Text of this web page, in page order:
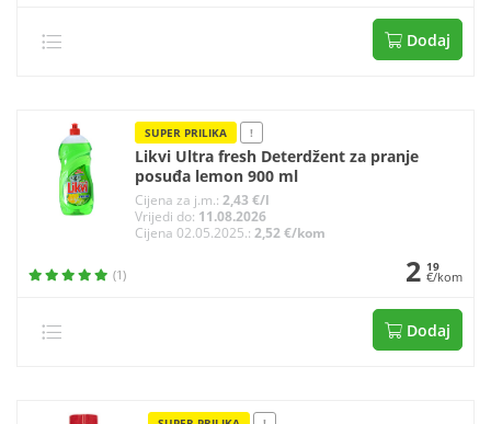
Dodaj
SUPER PRILIKA !
Likvi Ultra fresh Deterdžent za pranje
posuđa lemon 900 ml
Cijena za j.m.:2,43 €/l
Vrijedi do: 11.08.2026
Cijena 02.05.2025.:2,52 €/kom
(1) 2 19
€/kom
Dodaj